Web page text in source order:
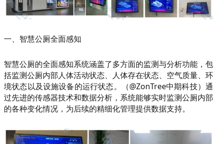
一、智慧公厕全面感知
智慧公厕的全面感知系统涵盖了多方面的监测与分析功能，包
括监测公厕内部人体活动状态、人体存在状态、空气质量、环
境状态以及设施设备的运行状态。（@ZonTree中期科技）通
过先进的传感器技术和数据分析，系统能够实时监测公厕内部
的各种变化情况，为后续的精细化管理提供数据支持。